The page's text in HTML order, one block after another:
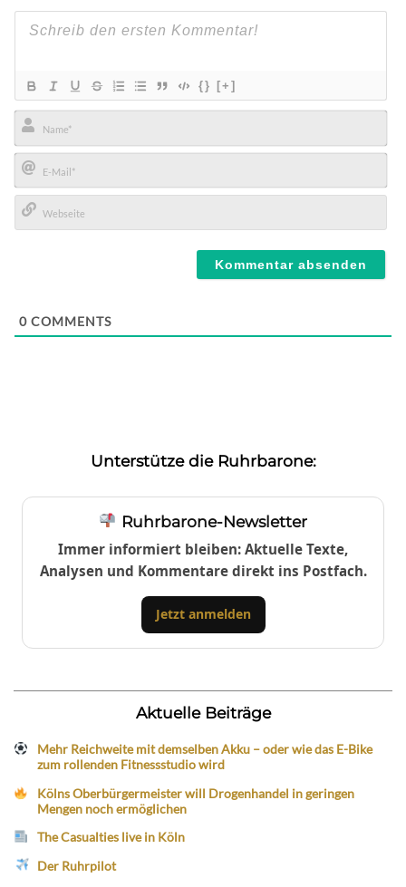
{} [+]
Name*
E-
Mail*
0 COMMENTS
Unterstütze die Ruhrbarone:
Ruhrbarone-Newsletter
Immer informiert bleiben: Aktuelle Texte,
Analysen und Kommentare direkt ins Postfach.
Jetzt anmelden
Aktuelle Beiträge
Mehr Reichweite mit demselben Akku – oder wie das E-Bike
zum rollenden Fitnessstudio wird
Kölns Oberbürgermeister will Drogenhandel in geringen
Mengen noch ermöglichen
The Casualties live in Köln
Der Ruhrpilot